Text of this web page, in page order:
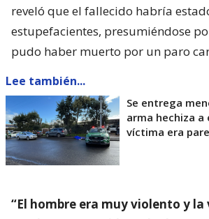
reveló que el fallecido habría
estupefacientes, presumiéndose
pudo haber muerto por un paro
Lee también...
Se entrega
arma hechiza a
víctima era
“El hombre era muy violento y la